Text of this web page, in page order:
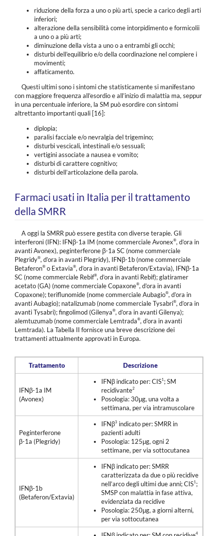
riduzione della forza a uno o più arti, specie a carico degli arti
inferiori;
alterazione della sensibilità come intorpidimento e formicolii
a uno o a più arti;
diminuzione della vista a uno o a entrambi gli occhi;
disturbi dell’equilibrio e/o della coordinazione nel compiere i
movimenti;
affaticamento.
Questi ultimi sono i sintomi che statisticamente si manifestano
con maggiore frequenza all’esordio e all’inizio di malattia ma, seppur
in una percentuale inferiore, la SM può esordire con sintomi
altrettanto importanti quali [16]:
diplopia;
paralisi facciale e/o nevralgia del trigemino;
disturbi vescicali, intestinali e/o sessuali;
vertigini associate a nausea e vomito;
disturbi di carattere cognitivo;
disturbi dell’articolazione della parola.
Farmaci usati in Italia per il trattamento
della SMRR
A oggi la SMRR può essere gestita con diverse terapie. Gli
interferoni (IFN): IFNβ-1a IM (nome commerciale Avonex®, d’ora in
avanti Avonex), peginterferone β-1a SC (nome commerciale
Plegridy®, d’ora in avanti Plegridy), IFNβ-1b (nome commerciale
Betaferon® o Extavia®, d’ora in avanti Betaferon/Extavia), IFNβ-1a
SC (nome commerciale Rebif®, d’ora in avanti Rebif); glatiramer
acetato (GA) (nome commerciale Copaxone®, d’ora in avanti
Copaxone); teriflunomide (nome commerciale Aubagio®, d’ora in
avanti Aubagio); natalizumab (nome commerciale Tysabri®, d’ora in
avanti Tysabri); fingolimod (Gilenya®, d’ora in avanti Gilenya);
alemtuzumab (nome commerciale Lemtrada®, d’ora in avanti
Lemtrada). La Tabella II fornisce una breve descrizione dei
trattamenti attualmente approvati in Europa.
Trattamento Descrizione
IFNβ-1a IM
(Avonex)
IFNβ indicato per: CIS1 ; SM
recidivante2
Posologia: 30μg, una volta a
settimana, per via intramuscolare
Peginterferone
β-1a (Plegridy)
IFNβ3 indicato per: SMRR in
pazienti adulti
Posologia: 125μg, ogni 2
settimane, per via sottocutanea
IFNβ-1b
(Betaferon/Extavia)
IFNβ indicato per: SMRR
caratterizzata da due o più recidive
nell’arco degli ultimi due anni; CIS1 ;
SMSP con malattia in fase attiva,
evidenziata da recidive
Posologia: 250μg, a giorni alterni,
per via sottocutanea
4